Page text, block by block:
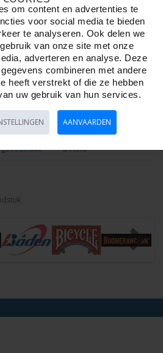
resolutie Details
om content en advertenties te
voor social media te bieden
te analyseren. Ook delen we
van onze site met onze
adverteren en analyse. Deze
combineren met andere
heeft verstrekt of die ze hebben
uw gebruik van hun services.
AANVAARDEN